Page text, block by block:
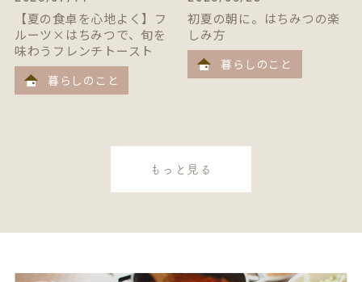
【夏の食卓を心地よく】フ
ルーツ×はちみつで、旬を
味わうフレンチトースト
暮らしのこと
初夏の朝に。はちみつの楽
しみ方
暮らしのこと
もっと見る